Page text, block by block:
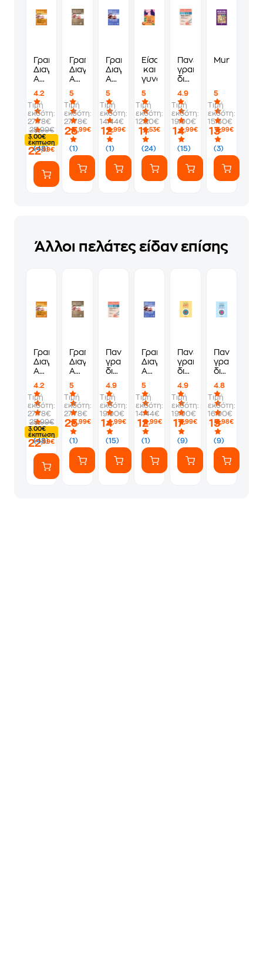
Γραπτός
Διαγωνισμός
ΑΣΕΠ
Δεξιότητες
2025
4.2
(48)
Τιμή
εκδότη:
27.78€
25.99€
3.00€
έκπτωση
22,99€
Γραπτός
Διαγωνισμός
ΑΣΕΠ:
Και
Πληροφορική
5
(1)
Τιμή
εκδότη:
27.78€
25,99€
Γραπτός
Διαγωνισμός
ΑΣΕΠ:
5
(1)
Τιμή
εκδότη:
14.44€
12,99€
Είσαι
και
γυναίκα
5
(24)
Τιμή
εκδότη:
12.20€
11,53€
Πανελλήνιος
γραπτός
διαγωνισμός
Γενικές
γνώσεις
(1)
4.9
(15)
Τιμή
εκδότη:
19.90€
14,99€
Murdoku
5
(3)
Τιμή
εκδότη:
15.50€
13,99€
Άλλοι πελάτες είδαν επίσης
Γραπτός
Διαγωνισμός
ΑΣΕΠ
Δεξιότητες
2025
4.2
(48)
Τιμή
εκδότη:
27.78€
25.99€
3.00€
έκπτωση
22,99€
Γραπτός
Διαγωνισμός
ΑΣΕΠ:
Και
Πληροφορική
5
(1)
Τιμή
εκδότη:
27.78€
25,99€
Πανελλήνιος
γραπτός
διαγωνισμός
Γενικές
γνώσεις
(1)
4.9
(15)
Τιμή
εκδότη:
19.90€
14,99€
Γραπτός
Διαγωνισμός
ΑΣΕΠ:
5
(1)
Τιμή
εκδότη:
14.44€
12,99€
Πανελλήνιος
γραπτός
διαγωνισμός
2025:
Μαθηματικός
συλλογισμός
4.9
(9)
Τιμή
εκδότη:
19.90€
17,99€
γραπτός
2025
4.8
(9)
Τιμή
εκδότη:
16.90€
15,98€